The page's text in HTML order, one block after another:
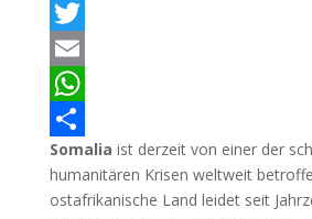
Facebook
Twitter
Email
WhatsApp
Teilen
Somalia ist derzeit von einer der
humanitären Krisen weltweit
ostafrikanische Land leidet seit